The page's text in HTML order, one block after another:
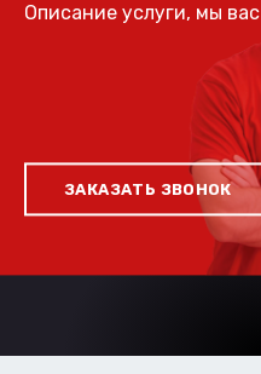
Описание услуги, мы
ЗАКАЗАТЬ ЗВОНОК